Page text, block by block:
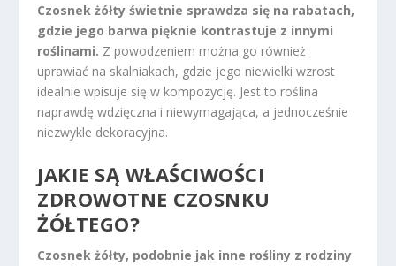
Czosnek żółty świetnie sprawdza się na rabatach,
gdzie jego barwa pięknie kontrastuje z innymi
roślinami. Z powodzeniem można go również
uprawiać na skalniakach, gdzie jego niewielki wzrost
idealnie wpisuje się w kompozycję. Jest to roślina
naprawdę wdzięczna i niewymagająca, a jednocześnie
niezwykle dekoracyjna.
JAKIE SĄ WŁAŚCIWOŚCI
ZDROWOTNE CZOSNKU
ŻÓŁTEGO?
Czosnek żółty, podobnie jak inne rośliny z rodziny